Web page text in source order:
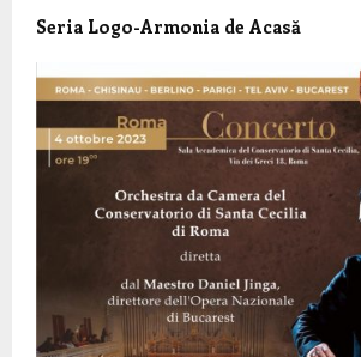
Seria Logo-Armonia de Acasă